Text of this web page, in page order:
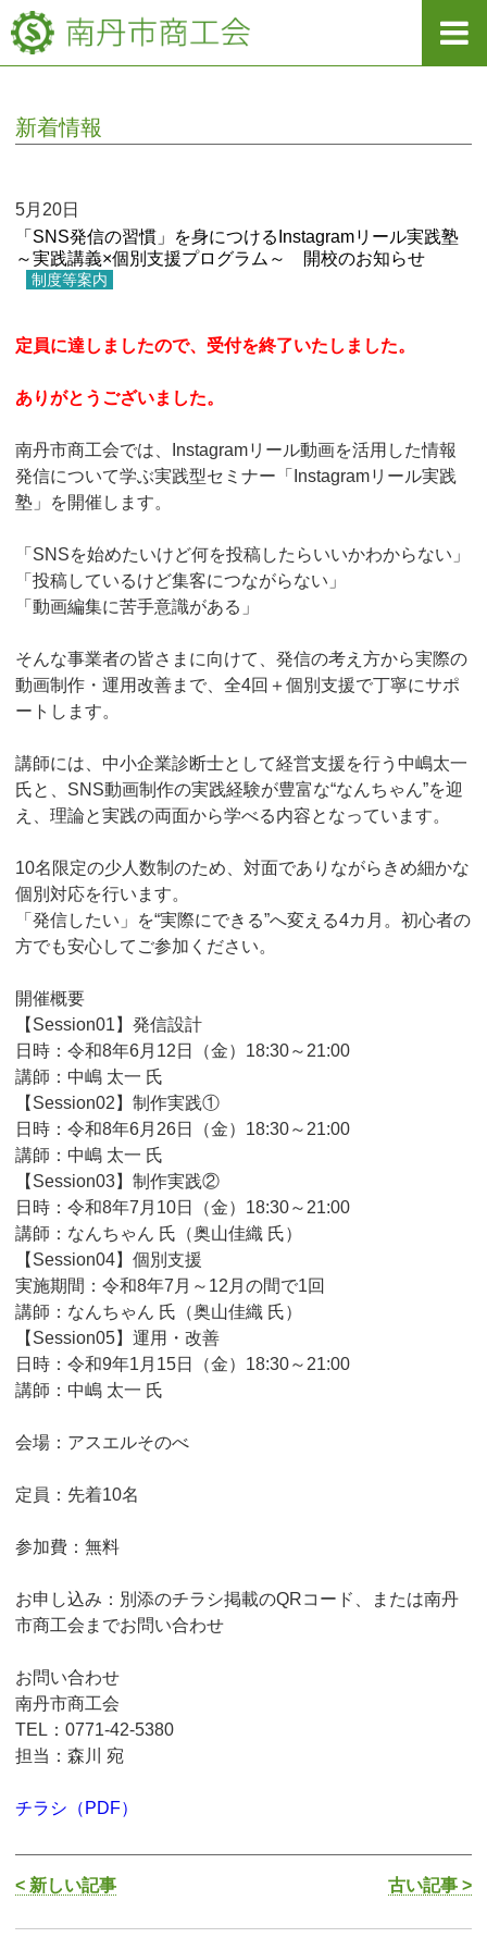
新着情報
5月20日
「SNS発信の習慣」を身につけるInstagramリール実践塾
～実践講義×個別支援プログラム～ 開校のお知らせ
制度等案内
定員に達しましたので、受付を終了いたしました。
ありがとうございました。
南丹市商工会では、Instagramリール動画を活用した情報
発信について学ぶ実践型セミナー「Instagramリール実践
塾」を開催します。
「SNSを始めたいけど何を投稿したらいいかわからない」
「投稿しているけど集客につながらない」
「動画編集に苦手意識がある」
そんな事業者の皆さまに向けて、発信の考え方から実際の
動画制作・運用改善まで、全4回＋個別支援で丁寧にサポ
ートします。
講師には、中小企業診断士として経営支援を行う中嶋太一
氏と、SNS動画制作の実践経験が豊富な“なんちゃん”を迎
え、理論と実践の両面から学べる内容となっています。
10名限定の少人数制のため、対面でありながらきめ細かな
個別対応を行います。
「発信したい」を“実際にできる”へ変える4カ月。初心者の
方でも安心してご参加ください。
開催概要
【Session01】発信設計
日時：令和8年6月12日（金）18:30～21:00
講師：中嶋 太一 氏
【Session02】制作実践①
日時：令和8年6月26日（金）18:30～21:00
講師：中嶋 太一 氏
【Session03】制作実践②
日時：令和8年7月10日（金）18:30～21:00
講師：なんちゃん 氏（奥山佳織 氏）
【Session04】個別支援
実施期間：令和8年7月～12月の間で1回
講師：なんちゃん 氏（奥山佳織 氏）
【Session05】運用・改善
日時：令和9年1月15日（金）18:30～21:00
講師：中嶋 太一 氏
会場：アスエルそのべ
定員：先着10名
参加費：無料
お申し込み：別添のチラシ掲載のQRコード、または南丹
市商工会までお問い合わせ
お問い合わせ
南丹市商工会
TEL：0771-42-5380
担当：森川 宛
チラシ（PDF）
< 新しい記事 古い記事 >